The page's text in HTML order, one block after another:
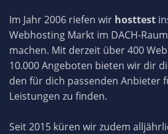
Im Jahr 2006 riefen wir hosttest
Webhosting Markt im DACH-
machen. Mit derzeit über 400
10.000 Angeboten bieten wir dir
den für dich passenden Anbieter
Leistungen zu finden.
Seit 2015 küren wir zudem